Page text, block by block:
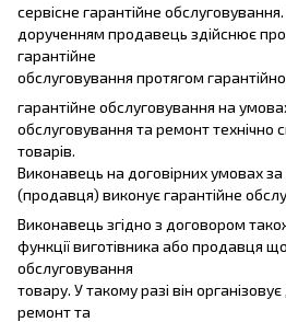
сервісне гарантійне
дорученням продавець здійснює
гарантійне
обслуговування протягом
гарантійне обслуговування на
обслуговування та ремонт технічно
товарів.
Виконавець на договірних умовах
(продавця) виконує гарантійне
Виконавець згідно з договором
функції виготівника або продавця
обслуговування
товару. У такому разі він
ремонт та